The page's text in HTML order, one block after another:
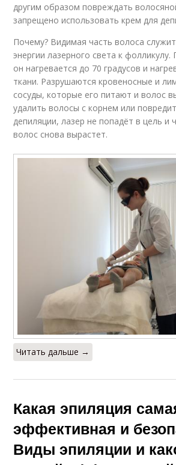
другим образом повреждать
запрещено использовать крем для
Почему? Видимая часть волоса
энергии лазерного света к
он нагревается до 70 градусов и
ткани. Разрушаются кровеносные и
сосуды, которые его питают и волос
удалить волосы с корнем или
депиляции, лазер не попадёт в цель и
волос снова вырастет.
Читать дальше →
Какая эпиляция
эффективная и
Виды эпиляции и